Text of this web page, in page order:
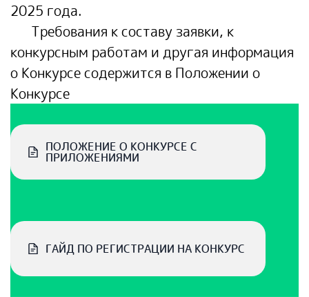
2025 года.
Требования к составу заявки, к
конкурсным работам и другая информация
о Конкурсе содержится в Положении о
Конкурсе
ПОЛОЖЕНИЕ О КОНКУРСЕ С
ПРИЛОЖЕНИЯМИ
ГАЙД ПО РЕГИСТРАЦИИ НА КОНКУРС